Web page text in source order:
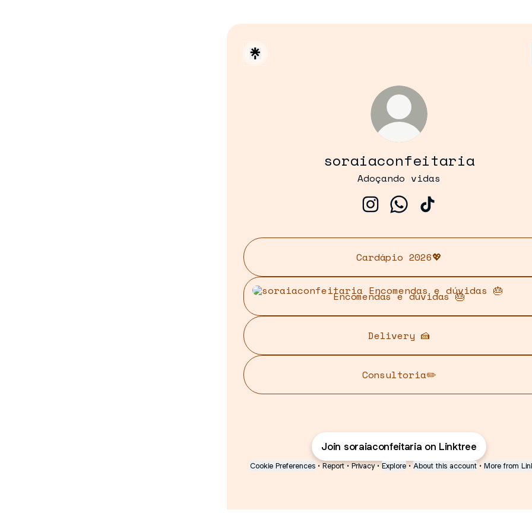
soraiaconfeitaria
Adoçando vidas
soraiaconfeitaria Instagram
soraiaconfeitaria
Cardápio 2026💖
Encomendas e dúvidas 🎂
Encomendas e dúvidas 🎂
Delivery 🍰
Consultoria✏️
Join soraiaconfeitaria on Linktree
Cookie Preferences • Report • Privacy • Explore • About this account • More from